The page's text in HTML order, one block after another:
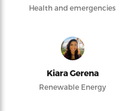
Health and emergencies
Kiara Gerena
Renewable Energy